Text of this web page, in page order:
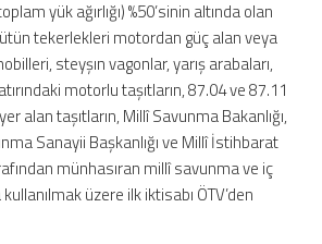
yük ağırlığı) %50’sinin altında olan
tekerlekleri motordan güç alan veya
steyşın vagonlar, yarış arabaları,
motorlu taşıtların, 87.04 ve 87.11
alan taşıtların, Millî Savunma Bakanlığı,
Sanayii Başkanlığı ve Millî İstihbarat
münhasıran millî savunma ve iç
üzere ilk iktisabı ÖTV’den